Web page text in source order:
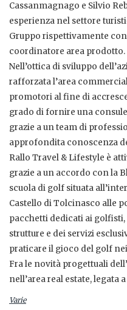
Cassanmagnago e Silvio
esperienza nel settore
Gruppo rispettivamente
coordinatore area prodotto.
Nell’ottica di sviluppo
rafforzata l’area
promotori al fine di
grado di fornire una
grazie a un team di
approfondita conoscenza
Rallo Travel & Lifestyle è
grazie a un accordo con la
scuola di golf situata
Castello di Tolcinasco alle
pacchetti dedicati ai golfisti,
strutture e dei servizi
praticare il gioco del golf
Fra le novità progettuali
nell’area real estate, legata
Varie